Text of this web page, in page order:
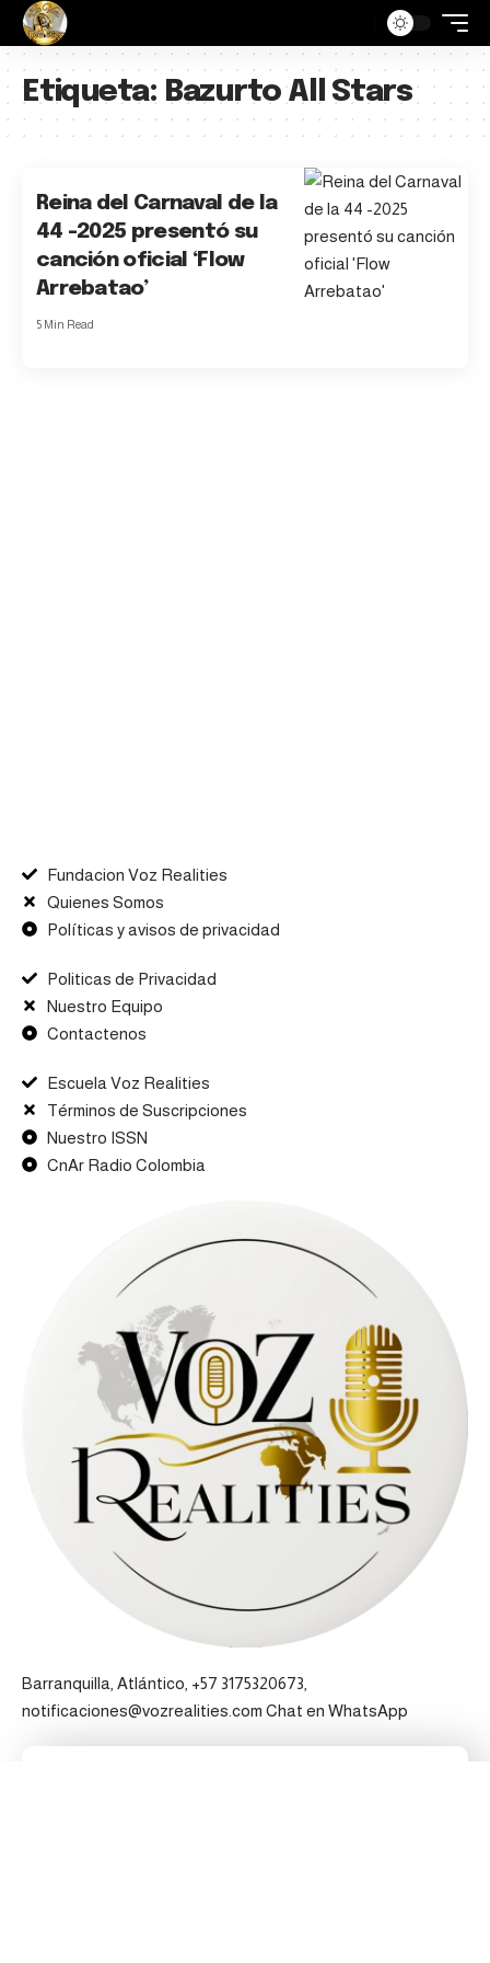
Etiqueta: Bazurto All Stars
Reina del Carnaval de la
44 -2025 presentó su
canción oficial ‘Flow
Arrebatao’
5 Min Read
Fundacion Voz Realities
Quienes Somos
Políticas y avisos de privacidad
Politicas de Privacidad
Nuestro Equipo
Contactenos
Escuela Voz Realities
Términos de Suscripciones
Nuestro ISSN
CnAr Radio Colombia
Barranquilla, Atlántico, +57 3175320673,
notificaciones@vozrealities.com Chat en WhatsApp